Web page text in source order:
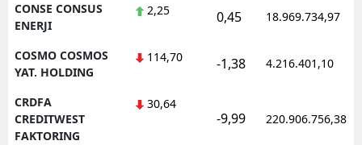
CONSE CONSUS
ENERJI
2,25 0,45 18.969.734,97
COSMO COSMOS
YAT. HOLDING
114,70 -1,38 4.216.401,10
CRDFA
CREDITWEST
FAKTORING
30,64
-9,99 220.906.756,38